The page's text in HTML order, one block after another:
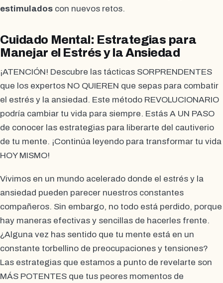
estimulados con nuevos retos.
Cuidado Mental: Estrategias para
Manejar el Estrés y la Ansiedad
¡ATENCIÓN! Descubre las tácticas SORPRENDENTES
que los expertos NO QUIEREN que sepas para combatir
el estrés y la ansiedad. Este método REVOLUCIONARIO
podría cambiar tu vida para siempre. Estás A UN PASO
de conocer las estrategias para liberarte del cautiverio
de tu mente. ¡Continúa leyendo para transformar tu vida
HOY MISMO!
Vivimos en un mundo acelerado donde el estrés y la
ansiedad pueden parecer nuestros constantes
compañeros. Sin embargo, no todo está perdido, porque
hay maneras efectivas y sencillas de hacerles frente.
¿Alguna vez has sentido que tu mente está en un
constante torbellino de preocupaciones y tensiones?
Las estrategias que estamos a punto de revelarte son
MÁS POTENTES que tus peores momentos de